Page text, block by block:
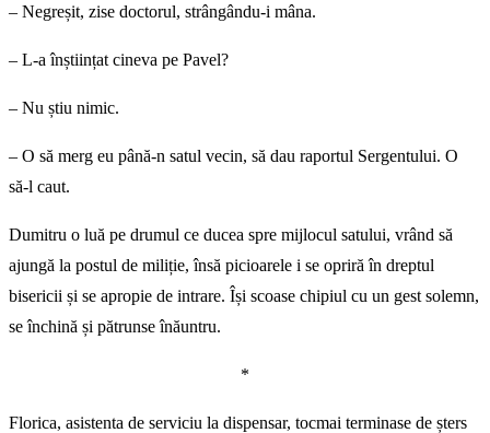
– Negreșit, zise doctorul, strângându-i mâna.
– L-a înștiințat cineva pe Pavel?
– Nu știu nimic.
– O să merg eu până-n satul vecin, să dau raportul Sergentului. O
să-l caut.
Dumitru o luă pe drumul ce ducea spre mijlocul satului, vrând să
ajungă la postul de miliție, însă picioarele i se opriră în dreptul
bisericii și se apropie de intrare. Își scoase chipiul cu un gest solemn,
se închină și pătrunse înăuntru.
*
Florica, asistenta de serviciu la dispensar, tocmai terminase de șters